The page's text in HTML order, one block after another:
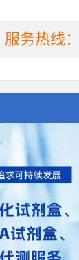
服务热线：